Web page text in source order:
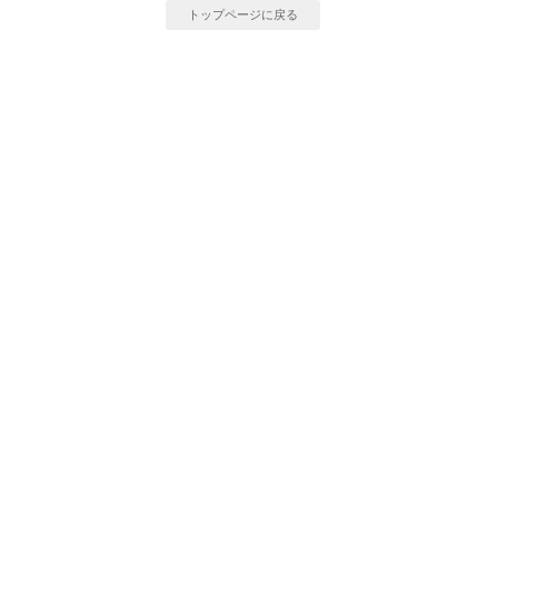
トップページに戻る